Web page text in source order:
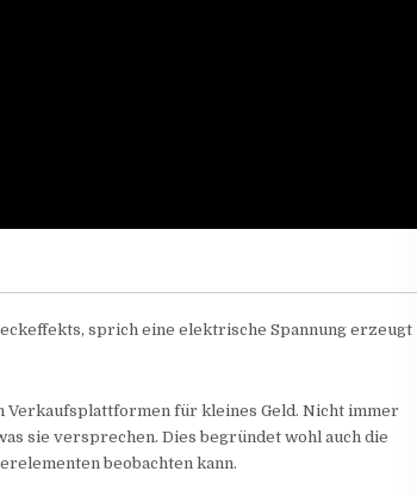
sprich eine elektrische Spannung erzeugt
Verkaufsplattformen für kleines Geld. Nicht immer
sie versprechen. Dies begründet wohl auch die
beobachten kann.